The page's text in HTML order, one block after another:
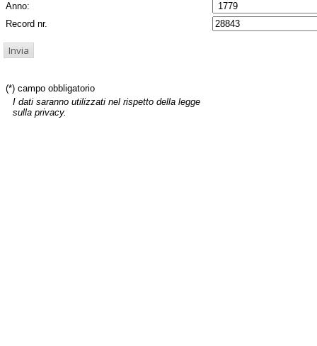
Anno:
Record nr.
(*) campo obbligatorio
I dati saranno utilizzati nel rispetto della legge
sulla privacy.